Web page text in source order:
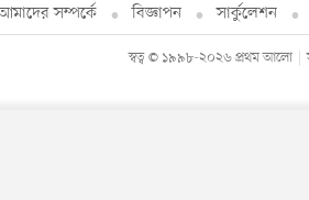
সম্পর্কে বিজ্ঞাপন সার্কুলেশন
স্বত্ব © ১৯৯৮-২০২৬ প্রথম আলো